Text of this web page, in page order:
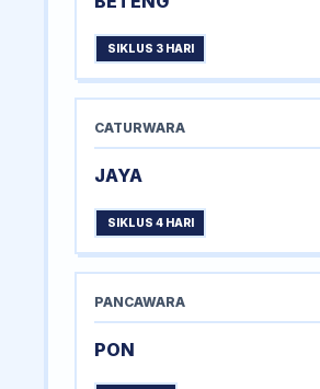
SIKLUS 3 HARI
CATURWARA
JAYA
SIKLUS 4 HARI
PANCAWARA
PON